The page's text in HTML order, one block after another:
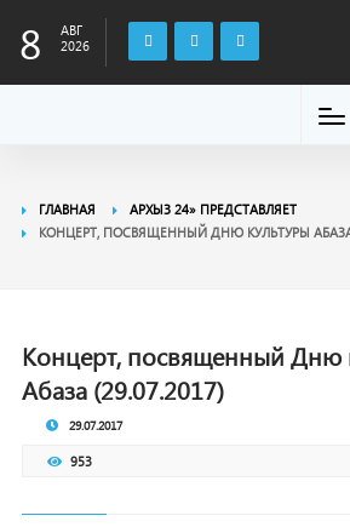
8
АВГ
2026
ГЛАВНАЯ
АРХЫЗ 24» ПРЕДСТАВЛЯЕТ
КОНЦЕРТ, ПОСВЯЩЕННЫЙ ДНЮ КУЛЬТУРЫ АБАЗА
Концерт, посвященный Дню
Абаза (29.07.2017)
29.07.2017
953